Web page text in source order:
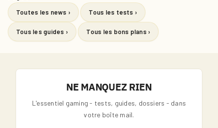
Toutes les news › Tous les tests ›
Tous les guides › Tous les bons plans ›
NE MANQUEZ RIEN
L'essentiel gaming - tests, guides, dossiers - dans
votre boîte mail.